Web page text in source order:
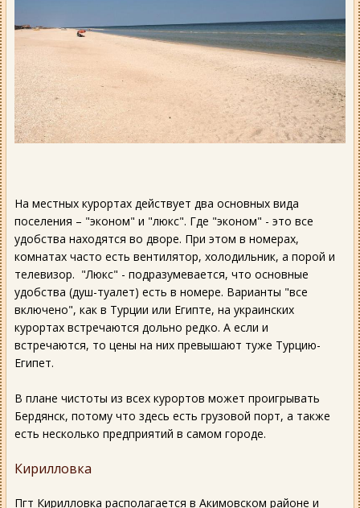
На местных курортах действует два основных вида
поселения – "эконом" и "люкс". Где "эконом" - это все
удобства находятся во дворе. При этом в номерах,
комнатах часто есть вентилятор, холодильник, а порой и
телевизор. "Люкс" - подразумевается, что основные
удобства (душ-туалет) есть в номере. Варианты "все
включено", как в Турции или Египте, на украинских
курортах встречаются дольно редко. А если и
встречаются, то цены на них превышают туже Турцию-
Египет.
В плане чистоты из всех курортов может проигрывать
Бердянск, потому что здесь есть грузовой порт, а также
есть несколько предприятий в самом городе.
Кирилловка
Пгт Кирилловка располагается в Акимовском районе и